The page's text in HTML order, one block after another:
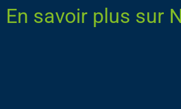
En savoir plus sur